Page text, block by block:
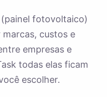
(painel fotovoltaico)
custos e
empresas e
todas elas ficam
escolher.